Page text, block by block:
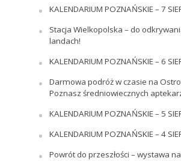
KALENDARIUM POZNAŃSKIE – 7
Stacja Wielkopolska – do
landach!
KALENDARIUM POZNAŃSKIE – 6
Darmowa podróż w czasie na
Poznasz średniowiecznych
KALENDARIUM POZNAŃSKIE – 5
KALENDARIUM POZNAŃSKIE – 4
Powrót do przeszłości – wystawa